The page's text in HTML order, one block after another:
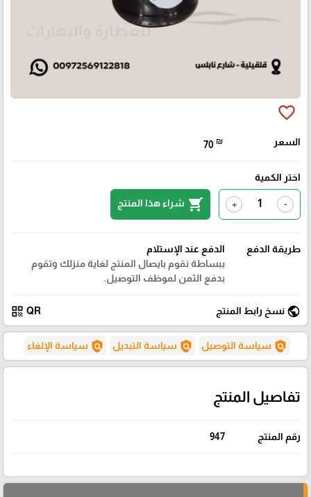
favorite_border
السعر 70 ₪
اختر الكمية
-
+
shopping_cart شراء هذا المنتج
طريقة الدفع
الدفع عند الإستلام
ببساطة نقوم بايصال المنتج لغاية منزلك وتقوم
بدفع الثمن لموظف التوصيل.
public نسخ رابط المنتج QR
qr_code
policy سياسة التوصيل policy سياسة التبديل policy سياسة الإلغاء
تفاصيل المنتج
رقم المنتج 947